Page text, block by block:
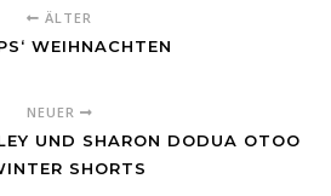
ÄLTER
WEIHNACHTEN
NEUER
UND SHARON DODUA OTOO
SHORTS